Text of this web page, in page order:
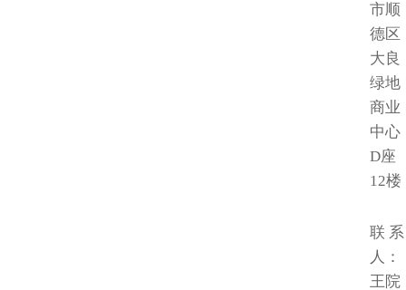
市顺
德区
大良
绿地
商业
中心
D座
12楼
联 系
人：
王院